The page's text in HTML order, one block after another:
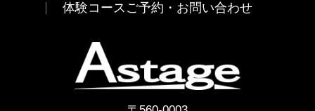
体験コースご予約・お問い合わせ